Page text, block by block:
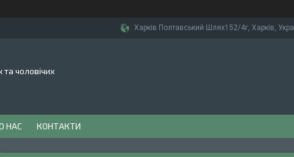
Харків Полтавський Шлях152/4г, Харків,
чоловічих
НАС КОНТАКТИ